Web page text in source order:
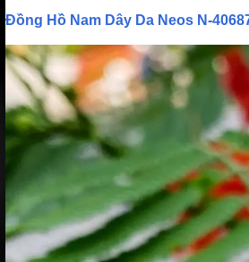
Đồng Hồ Nam Dây Da Neos N-